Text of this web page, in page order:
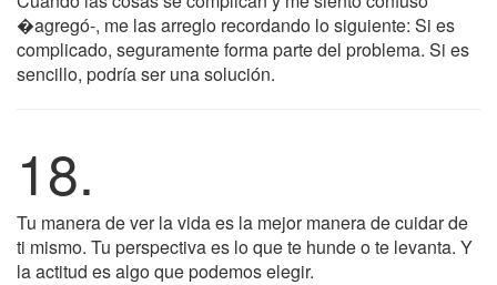
�agregó-, me las arreglo recordando lo siguiente: Si es
complicado, seguramente forma parte del problema. Si es
sencillo, podría ser una solución.
18.
Tu manera de ver la vida es la mejor manera de cuidar de
ti mismo. Tu perspectiva es lo que te hunde o te levanta. Y
la actitud es algo que podemos elegir.